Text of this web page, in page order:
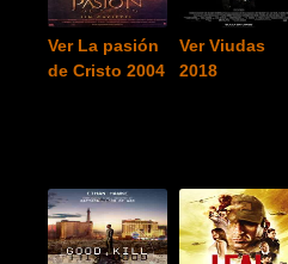
Ver La pasión
de Cristo 2004
Ver Viudas
2018